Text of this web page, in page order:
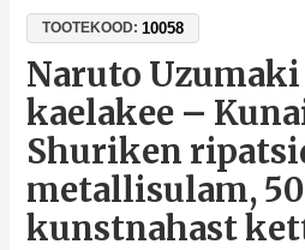
TOOTEKOOD:10058
Naruto
kaelakee –
Shuriken
metallisulam,
kunstnahast